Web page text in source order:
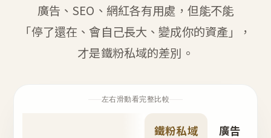
廣告、SEO、網紅各有用處，但能不能
「停了還在、會自己長大、變成你的資產」，
才是鐵粉私域的差別。
左右滑動看完整比較
鐵粉私域
廣告